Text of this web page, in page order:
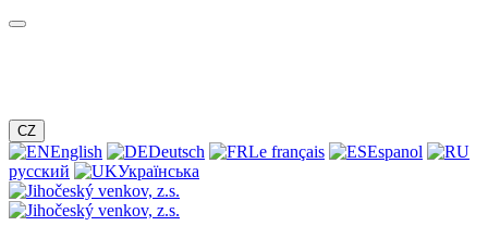
CZ
English Deutsch Le français
Espanol
русский
Українська